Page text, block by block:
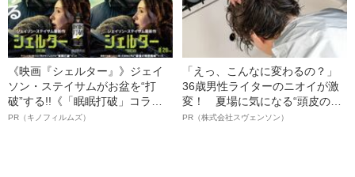
《映画『シェルター』》ジェイ
ソン・ステイサムがお盆を“打
破”する!!《「眠眠打破」コラ
ボ》
PR（キノフィルムズ）
「えっ、こんなに変わるの？」
36歳男性ライターのニオイが激
変！ 夏場に気になる“頭皮のニ
オイ”や“ベタつき”を解消す
PR（株式会社スヴェンソン）